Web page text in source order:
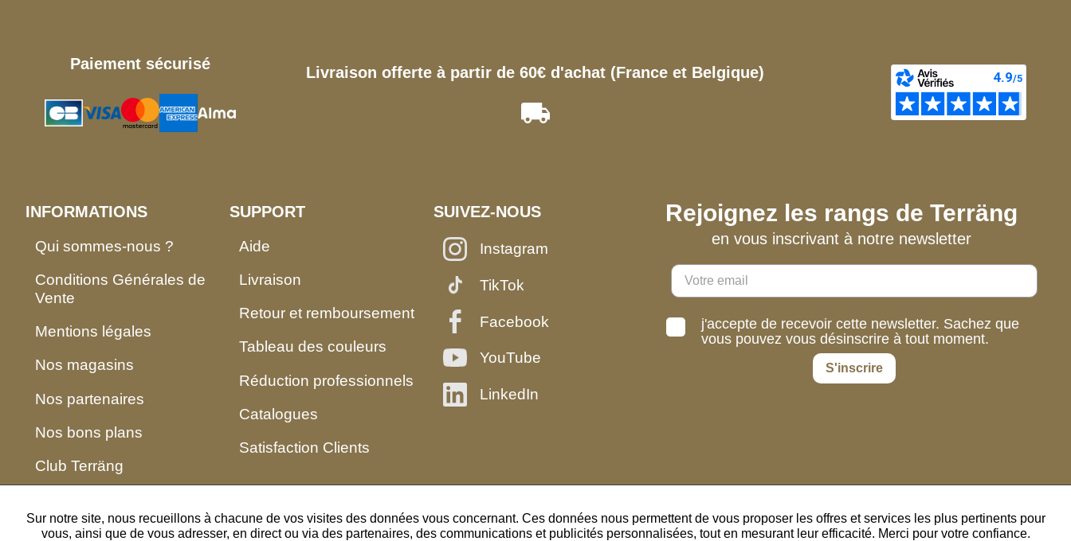
Paiement sécurisé Livraison offerte à partir de 60€ d'achat (France et Belgique)
INFORMATIONS
Qui sommes-nous ?
Conditions Générales de
Vente
Mentions légales
Nos magasins
Nos partenaires
Nos bons plans
Club Terräng
SUPPORT
Aide
Livraison
Retour et remboursement
Tableau des couleurs
Réduction professionnels
Catalogues
Satisfaction Clients
SUIVEZ-NOUS
Instagram
TikTok
Facebook
YouTube
LinkedIn
Rejoignez les rangs de Terräng
en vous inscrivant à notre newsletter
j'accepte de recevoir cette newsletter. Sachez que
vous pouvez vous désinscrire à tout moment.
S'inscrire
Sur notre site, nous recueillons à chacune de vos visites des données vous concernant. Ces données nous permettent de vous proposer les offres et services les plus pertinents pour
vous, ainsi que de vous adresser, en direct ou via des partenaires, des communications et publicités personnalisées, tout en mesurant leur efficacité. Merci pour votre confiance.